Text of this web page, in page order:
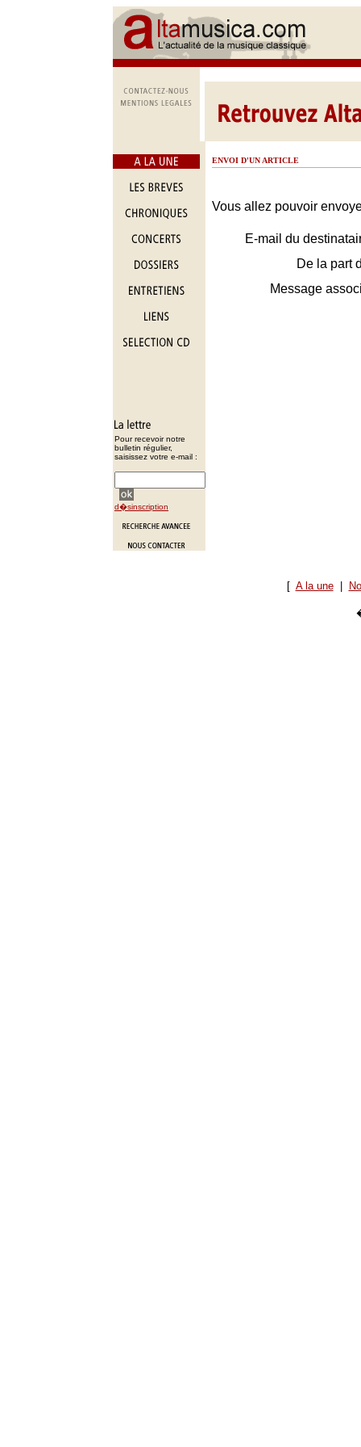
Pour recevoir notre
bulletin régulier,
saisissez votre e-mail :
d�sinscription
ENVOI D'UN ARTICLE
Vous allez pouvoir
E-mail du
De la part
Message
[ A la une|